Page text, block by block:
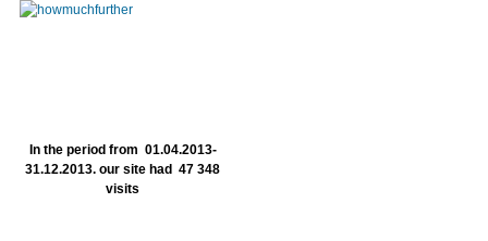
In the period from 01.04.2013-
31.12.2013. our site had 47 348
visits